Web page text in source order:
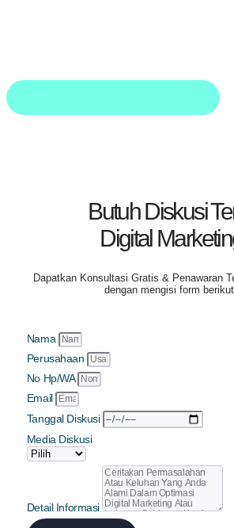
Butuh Diskusi
Digital
Dapatkan Konsultasi Gratis & Penawaran
dengan mengisi form
Nama
Perusahaan
No Hp/WA
Email
Tanggal Diskusi
Media Diskusi
Detail Informasi